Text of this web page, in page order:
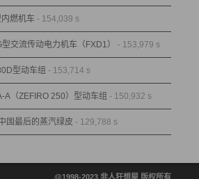
燃机车 - 154,039 s
交流传动电力机车（FXD1） - 153,979 s
型动车组 - 153,714 s
A（ZEFIRO 250）型动车组 - 150,932 s
国最后的蒸汽绿皮 - 129,788 s
@1998-2023 非人狂想屋 版权所有